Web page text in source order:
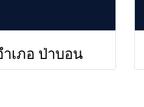
ำเภอ ป่าบอน